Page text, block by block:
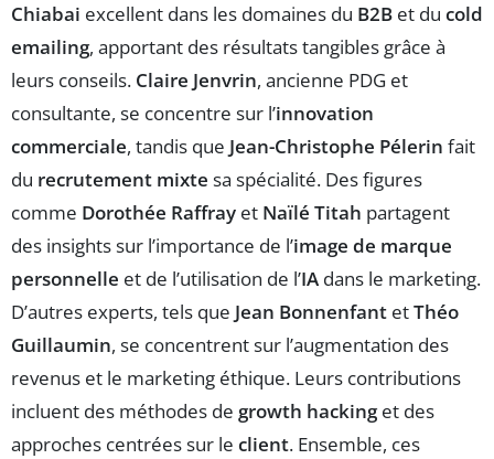
Chiabai excellent dans les domaines du B2B et du cold
emailing, apportant des résultats tangibles grâce à
leurs conseils. Claire Jenvrin, ancienne PDG et
consultante, se concentre sur l’innovation
commerciale, tandis que Jean-Christophe Pélerin fait
du recrutement mixte sa spécialité. Des figures
comme Dorothée Raffray et Naïlé Titah partagent
des insights sur l’importance de l’image de marque
personnelle et de l’utilisation de l’IA dans le marketing.
D’autres experts, tels que Jean Bonnenfant etThéo
Guillaumin, se concentrent sur l’augmentation des
revenus et le marketing éthique. Leurs contributions
incluent des méthodes de growth hackinget des
approches centrées sur le client. Ensemble, ces